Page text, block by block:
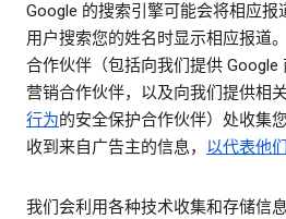
Google 的搜索引擎可能会将相应
用户搜索您的姓名时显示相应报道
合作伙伴（包括向我们提供 Google
营销合作伙伴，以及向我们提供相
行为的安全保护合作伙伴）处收集
收到来自广告主的信息， 以代表他
我们会利用各种技术收集和存储信